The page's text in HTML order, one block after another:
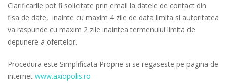
Clarificarile pot fi solicitate prin email la datele de contact din
fisa de date, inainte cu maxim 4 zile de data limita si autoritatea
va raspunde cu maxim 2 zile inaintea termenului limita de
depunere a ofertelor.
Procedura este Simplificata Proprie si se regaseste pe pagina de
internet www.axiopolis.ro